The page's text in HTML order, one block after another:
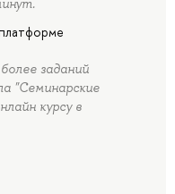
заданий
"Семинарские
курсу в